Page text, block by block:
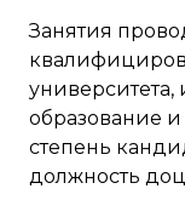
Занятия
образование
степень
должность